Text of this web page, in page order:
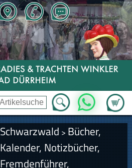
Zum
WhatsApp
Schwarzwald > Bücher,
Kalender, Notizbücher,
Fremdenführer,